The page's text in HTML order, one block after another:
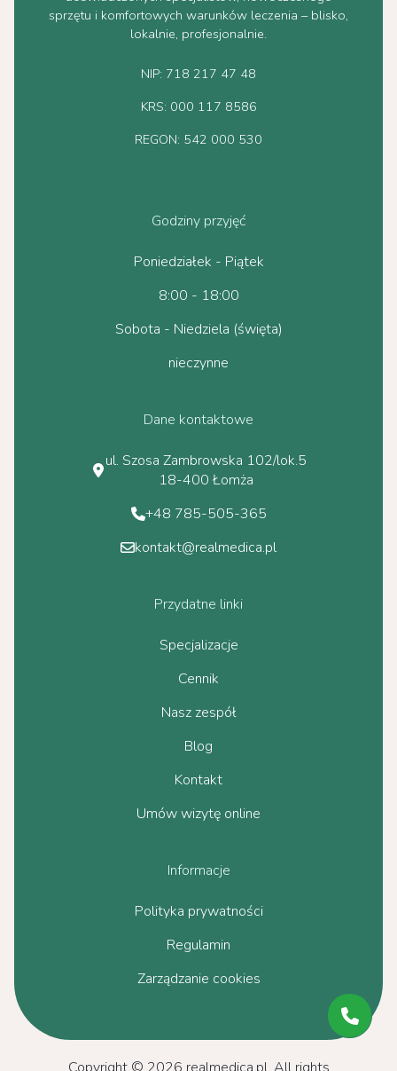
sprzętu i komfortowych warunków leczenia – blisko,
lokalnie, profesjonalnie.
NIP: 718 217 47 48
KRS: 000 117 8586
REGON: 542 000 530
Godziny przyjęć
Poniedziałek - Piątek
8:00 - 18:00
Sobota - Niedziela (święta)
nieczynne
Dane kontaktowe
ul. Szosa Zambrowska 102/lok.5
18-400 Łomża
+48 785-505-365
kontakt@realmedica.pl
Przydatne linki
Specjalizacje
Cennik
Nasz zespół
Blog
Kontakt
Umów wizytę online
Informacje
Polityka prywatności
Regulamin
Zarządzanie cookies